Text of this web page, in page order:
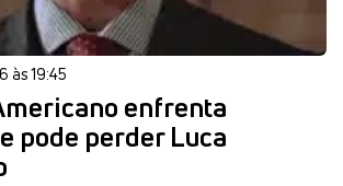
às 19:45
enfrenta
pode perder Luca